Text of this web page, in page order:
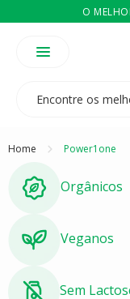
O
Temos 3 lojas
É
Home Power1one
Orgânicos
Veganos
Sem